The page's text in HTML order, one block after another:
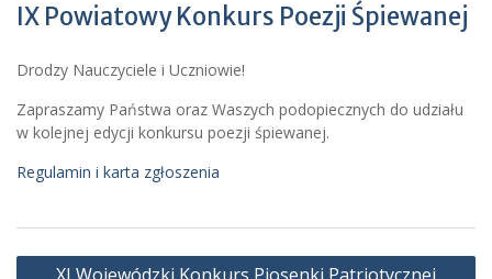
IX Powiatowy Konkurs Poezji Śpiewanej
Drodzy Nauczyciele i Uczniowie!
Zapraszamy Państwa oraz Waszych podopiecznych do udziału
w kolejnej edycji konkursu poezji śpiewanej.
Regulamin i karta zgłoszenia
Nawigacja